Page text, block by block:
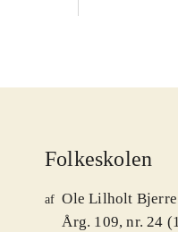
Folkeskolen
af Ole Lilholt Bjerre
Årg. 109, nr. 24